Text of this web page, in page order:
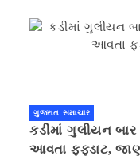
ગુજરાત સમાચાર
કડીમાં ગુલીયન
આવતા ફફડાટ,